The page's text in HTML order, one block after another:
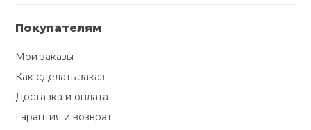
Покупателям
Мои заказы
Как сделать заказ
Доставка и оплата
Гарантия и возврат